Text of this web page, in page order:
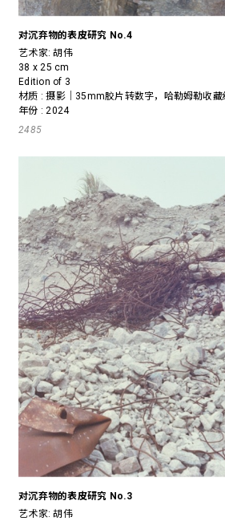
对沉弃物的表皮研究 No.4
艺术家:胡伟
38 x 25 cm
Edition of 3
材质 : 摄影｜35mm胶片转数字，哈勒姆勒收
年份 : 2024
2485
对沉弃物的表皮研究 No.3
艺术家:胡伟